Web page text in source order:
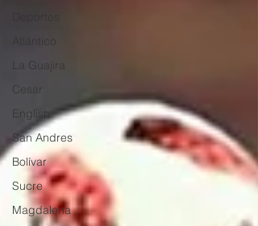
La Guajira
Cesar
English
San Andres
Bolívar
Sucre
Magdalena